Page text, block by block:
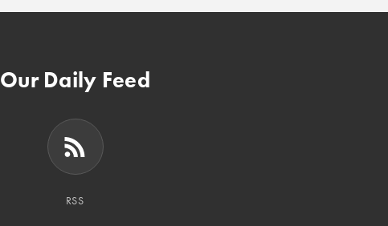
Our Daily Feed
RSS